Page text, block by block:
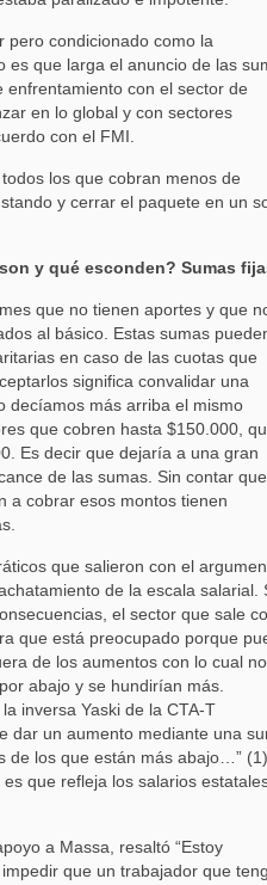
pero condicionado como la
es que larga el anuncio de las
con el sector de
en lo global y con sectores
con el FMI.
los que cobran menos de
y cerrar el paquete en un
y qué esconden? Sumas
que no tienen aportes y que
al básico. Estas sumas
en caso de las cuotas que
significa convalidar una
decíamos más arriba el mismo
que cobren hasta $150.000,
Es decir que dejaría a una gran
de las sumas. Sin contar que
a cobrar esos montos tienen
que salieron con el
de la escala salarial.
el sector que sale
que está preocupado porque
de los aumentos con lo cual
abajo y se hundirían más.
inversa Yaski de la CTA-T
dar un aumento mediante una
de los que están más abajo…”
que refleja los salarios
a Massa, resaltó “Estoy
que un trabajador que